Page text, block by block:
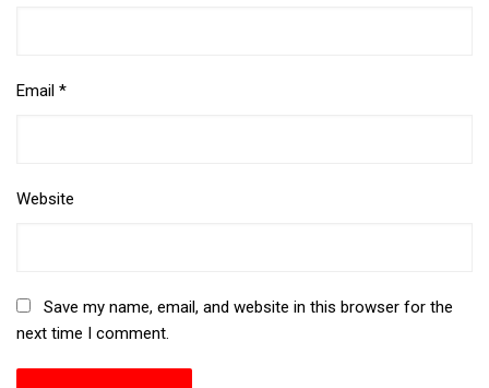
Email *
Website
Save my name, email, and website in this browser for the
next time I comment.